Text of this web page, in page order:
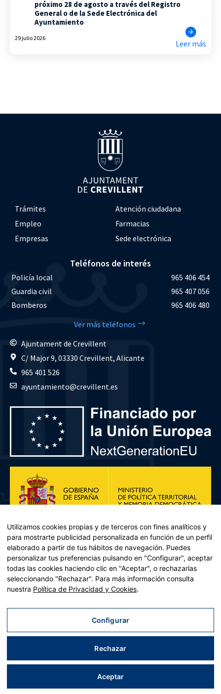
próximo 28 de agosto a través del Registro
General o de la Sede Electrónica del
Ayuntamiento
29 julio 2026
Leer más
Trámites
Atención ciudadana
Empleo
Farmacias
Empresas
Sede electrónica
Teléfonos de interés
Policía local
965 406 454
Guardia civil
965 407 056
Bomberos
965 406 480
Ver más teléfonos
Ajuntament de Crevillent
C/ Major 9, 03330 Crevillent, Alicante
965 401 526
ayuntamiento@crevillent.es
Plan de Recuperación, Transformación y Resiliencia – Financiado por
Recuperación y resiliencia, establecido por el Reglamento (UE)
2021/241 del Parlamento Europeo y del Consejo, de 12 de febrero
Aviso legal|Política de privacidad|Política de cookies|Accesibilidad|Mapa web
| Desarrollado porTrestristes
Utilizamos cookies propias y de terceros con fines analíticos y
para mostrarte publicidad personalizada en función de un perfil
elaborado a partir de tus hábitos de navegación. Puedes
personalizar tus preferencias pulsando en "Configurar", aceptar
todas las cookies haciendo clic en "Aceptar", o rechazarlas
seleccionando "Rechazar". Para más información consulta
nuestra Política de Privacidad y Cookies.
Configurar
Rechazar
Aceptar